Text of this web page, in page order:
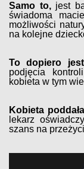
Samo to, jest
świadoma
możliwości
na kolejne
To dopiero jest
podjęcia
kobieta w tym
Kobieta
lekarz
szans na